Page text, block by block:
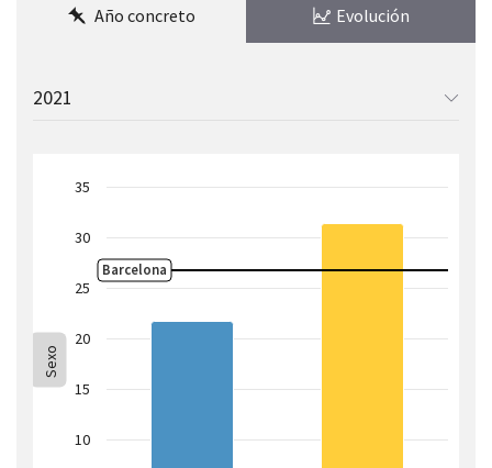
Año concreto Evolución
el
10
15
20
25
30
35
Sexo
Barcelona